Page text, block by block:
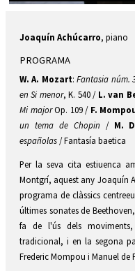
Joaquín Achúcarro, piano
PROGRAMA
W. A. Mozart:Fantasia núm.
en Si menor, K. 540 / L. van
Mi majorOp. 109 / F.
un tema de Chopin / M.
españolas / Fantasía baetica
Per la seva cita estiuenca
Montgrí, aquest any Joaquín
programa de clàssics
últimes sonates de
fa de l'ús dels moviments,
tradicional, i en la segona
Frederic Mompou i Manuel de